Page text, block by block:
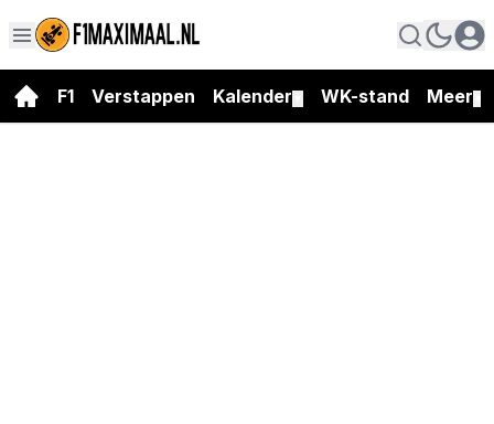
F1 Verstappen Kalender WK-stand Meer